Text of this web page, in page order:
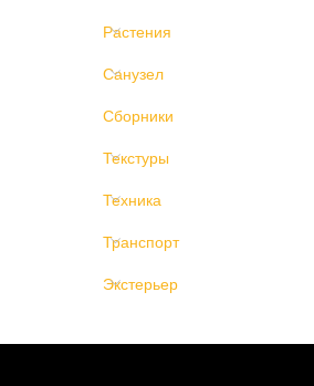
Растения
Санузел
Сборники
Текстуры
Техника
Транспорт
Экстерьер